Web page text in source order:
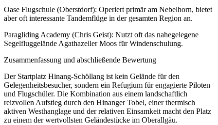
Oase Flugschule (Oberstdorf): Operiert primär am Nebelhorn, bietet
aber oft interessante Tandemflüge in der gesamten Region an.
Paragliding Academy (Chris Geist): Nutzt oft das nahegelegene
Segelfluggelände Agathazeller Moos für Windenschulung.
Zusammenfassung und abschließende Bewertung
Der Startplatz Hinang-Schöllang ist kein Gelände für den
Gelegenheitsbesucher, sondern ein Refugium für engagierte Piloten
und Flugschüler. Die Kombination aus einem landschaftlich
reizvollen Aufstieg durch den Hinanger Tobel, einer thermisch
aktiven Westhanglage und der relativen Einsamkeit macht den Platz
zu einem der wertvollsten Geländestücke im Oberallgäu.